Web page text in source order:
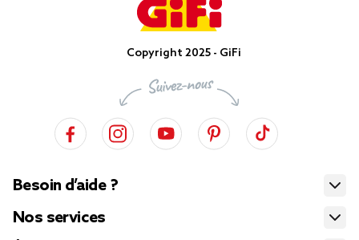
Copyright 2025 - GiFi
Besoin d’aide ?
Nos services